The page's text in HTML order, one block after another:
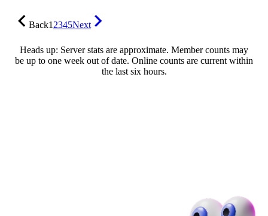
Back12345Next
Heads up: Server stats are approximate. Member counts may
be up to one week out of date. Online counts are current within
the last six hours.